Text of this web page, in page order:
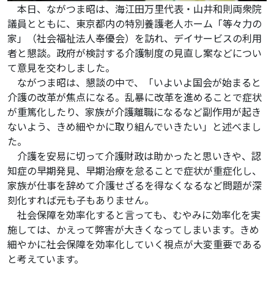
本日、ながつま昭は、海江田万里代表・山井和則両衆院
議員とともに、東京都内の特別養護老人ホーム「等々力の
家」（社会福祉法人奉優会）を訪れ、デイサービスの利用
者と懇談。政府が検討する介護制度の見直し案などについ
て意見を交わしました。
ながつま昭は、懇談の中で、「いよいよ国会が始まると
介護の改革が焦点になる。乱暴に改革を進めることで症状
が重篤化したり、家族が介護離職になるなど副作用が起き
ないよう、きめ細やかに取り組んでいきたい」と述べまし
た。
介護を安易に切って介護財政は助かったと思いきや、認
知症の早期発見、早期治療を怠ることで症状が重症化し、
家族が仕事を辞めて介護せざるを得なくなるなど問題が深
刻化すれば元も子もありません。
社会保障を効率化すると言っても、むやみに効率化を実
施しては、かえって弊害が大きくなってしまいます。きめ
細やかに社会保障を効率化していく視点が大変重要である
と考えています。